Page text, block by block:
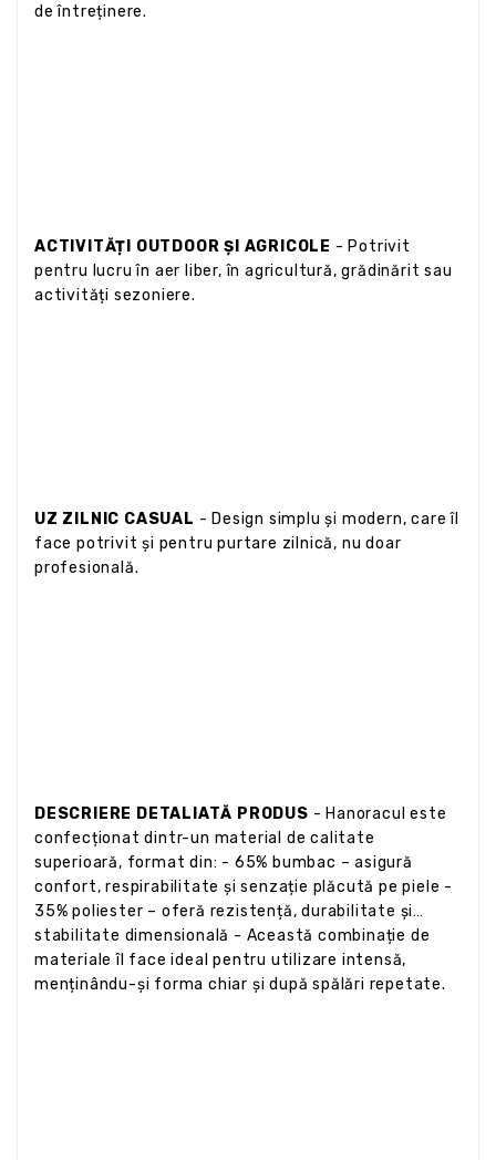
de întreținere.
ACTIVITĂȚI OUTDOOR ȘI AGRICOLE - Potrivit
pentru lucru în aer liber, în agricultură, grădinărit sau
activități sezoniere.
UZ ZILNIC CASUAL - Design simplu și modern, care îl
face potrivit și pentru purtare zilnică, nu doar
profesională.
DESCRIERE DETALIATĂ PRODUS - Hanoracul este
confecționat dintr-un material de calitate
superioară, format din: - 65% bumbac – asigură
confort, respirabilitate și senzație plăcută pe piele -
35% poliester – oferă rezistență, durabilitate și
stabilitate dimensională - Această combinație de
materiale îl face ideal pentru utilizare intensă,
menținându-și forma chiar și după spălări repetate.